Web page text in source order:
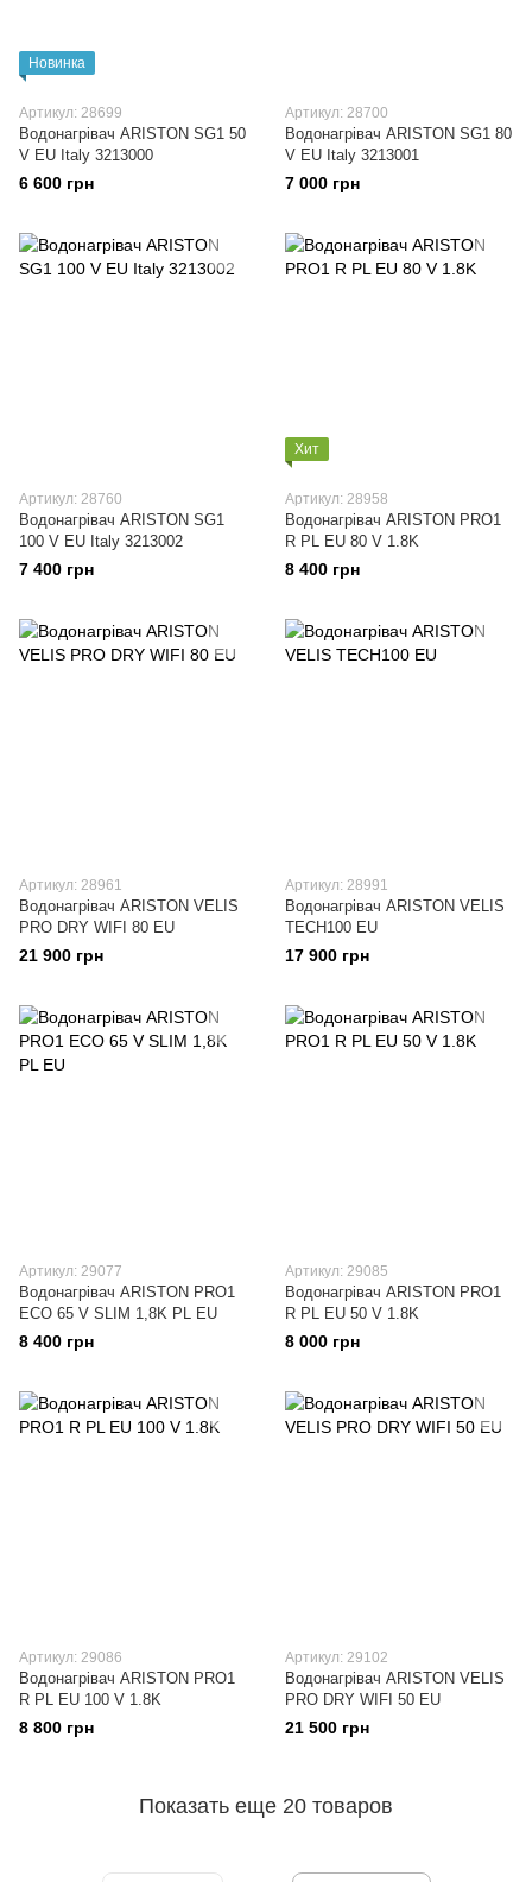
Новинка
Артикул: 28699
Водонагрівач ARISTON SG1 50
V EU Italy 3213000
6 600 грн
Артикул: 28700
Водонагрівач ARISTON SG1 80
V EU Italy 3213001
7 000 грн
Артикул: 28760
Водонагрівач ARISTON SG1
100 V EU Italy 3213002
7 400 грн
Хит
Артикул: 28958
Водонагрівач ARISTON PRO1
R PL EU 80 V 1.8K
8 400 грн
Артикул: 28961
Водонагрівач ARISTON VELIS
PRO DRY WIFI 80 EU
21 900 грн
Артикул: 28991
Водонагрівач ARISTON VELIS
TECH100 EU
17 900 грн
Артикул: 29077
Водонагрівач ARISTON PRO1
ECO 65 V SLIM 1,8K PL EU
8 400 грн
Артикул: 29085
Водонагрівач ARISTON PRO1
R PL EU 50 V 1.8K
8 000 грн
Артикул: 29086
Водонагрівач ARISTON PRO1
R PL EU 100 V 1.8K
8 800 грн
Артикул: 29102
Водонагрівач ARISTON VELIS
PRO DRY WIFI 50 EU
21 500 грн
Показать еще 20 товаров